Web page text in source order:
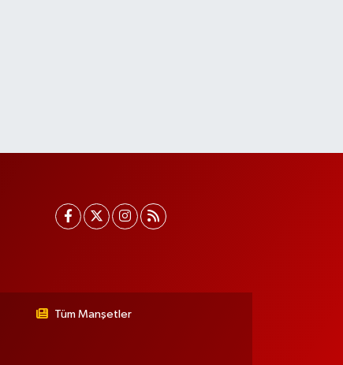
Tüm Manşetler